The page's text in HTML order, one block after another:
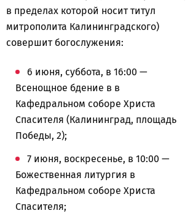
в пределах которой носит титул
митрополита Калининградского)
совершит богослужения:
6 июня, суббота, в 16:00 —
Всенощное бдение в в
Кафедральном соборе Христа
Спасителя (Калининград, площадь
Победы, 2);
7 июня, воскресенье, в 10:00 —
Божественная литургия в
Кафедральном соборе Христа
Спасителя;